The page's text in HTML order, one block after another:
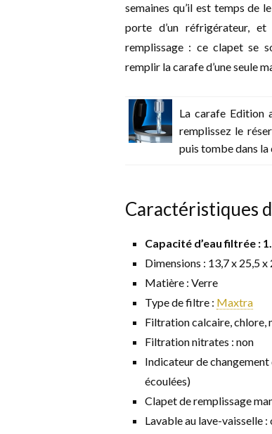
semaines qu’il est temps de
porte d’un réfrigérateur,
remplissage : ce clapet se
remplir la carafe d’une seule
La carafe Edition
remplissez le
puis tombe dans
Caractéristiques
Capacité d’eau filtrée :
Dimensions : 13,7 x 25,5 x
Matière : Verre
Type de filtre : Maxtra
Filtration calcaire, chlore,
Filtration nitrates : non
Indicateur de
écoulées)
Clapet de remplissage
Lavable au lave-vaisselle